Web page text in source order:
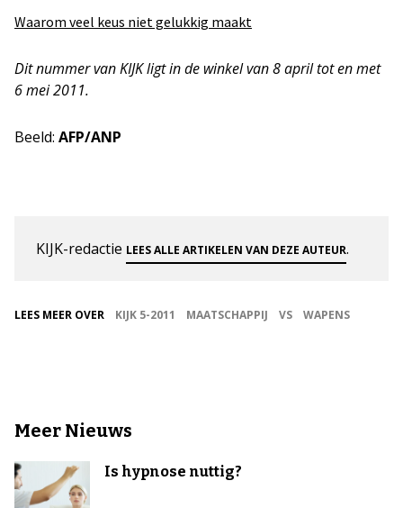
Waarom veel keus niet gelukkig maakt
Dit nummer van KIJK ligt in de winkel van 8 april tot en met
6 mei 2011.
Beeld: AFP/ANP
KIJK-redactie LEES ALLE ARTIKELEN VAN DEZE AUTEUR.
LEES MEER OVER KIJK 5-2011 MAATSCHAPPIJ VS WAPENS
Meer Nieuws
Is hypnose nuttig?